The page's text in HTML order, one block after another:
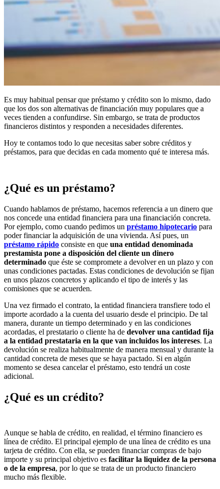
Es muy habitual pensar que préstamo y crédito son lo mismo, dado
que los dos son alternativas de financiación muy populares que a
veces tienden a confundirse. Sin embargo, se trata de productos
financieros distintos y responden a necesidades diferentes.
Hoy te contamos todo lo que necesitas saber sobre créditos y
préstamos, para que decidas en cada momento qué te interesa más.
¿Qué es un préstamo?
Cuando hablamos de préstamo, hacemos referencia a un dinero que
nos concede una entidad financiera para una financiación concreta.
Por ejemplo, como cuando pedimos un préstamo hipotecario para
poder financiar la adquisición de una vivienda. Así pues, un
préstamo rápido consiste en que una entidad denominada
prestamista pone a disposición del cliente un dinero
determinado que éste se compromete a devolver en un plazo y con
unas condiciones pactadas. Estas condiciones de devolución se fijan
en unos plazos concretos y aplicando el tipo de interés y las
comisiones que se acuerden.
Una vez firmado el contrato, la entidad financiera transfiere todo el
importe acordado a la cuenta del usuario desde el principio. De tal
manera, durante un tiempo determinado y en las condiciones
acordadas, el prestatario o cliente ha de devolver una cantidad fija
a la entidad prestataria en la que van incluidos los intereses. La
devolución se realiza habitualmente de manera mensual y durante la
cantidad concreta de meses que se haya pactado. Si en algún
momento se desea cancelar el préstamo, esto tendrá un coste
adicional.
¿Qué es un crédito?
Aunque se habla de crédito, en realidad, el término financiero es
línea de crédito. El principal ejemplo de una línea de crédito es una
tarjeta de crédito. Con ella, se pueden financiar compras de bajo
importe y su principal objetivo es facilitar la liquidez de la persona
o de la empresa, por lo que se trata de un producto financiero
mucho más flexible.